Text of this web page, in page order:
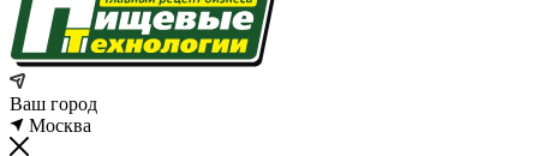
Ваш город
Москва